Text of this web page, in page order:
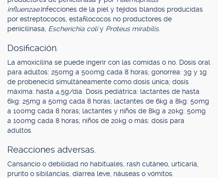
influenzae.Infecciones de la piel y tejidos blandos producidas
por estreptococos, estafilococos no productores de
penicilinasa, Escherichia coliy Proteus mirabilis.
Dosificación.
La amoxicilina se puede ingerir con las comidas o no. Dosis oral
para adultos: 250mg a 500mg cada 8 horas; gonorrea: 3g y 1g
de probenecid simultáneamente como dosis única; dosis
máxima: hasta 4,5g/día. Dosis pediátrica: lactantes de hasta
6kg: 25mg a 50mg cada 8 horas; lactantes de 6kg a 8kg: 50mg
a 100mg cada 8 horas; lactantes y niños de 8kg a 20kg: 50mg
a 100mg cada 8 horas; niños de 20kg o más: dosis para
adultos.
Reacciones adversas.
Cansancio o debilidad no habituales, rash cutáneo, urticaria,
prurito o sibilancias, diarrea leve, náuseas o vómitos.